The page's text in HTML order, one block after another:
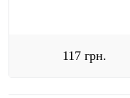
117 грн.